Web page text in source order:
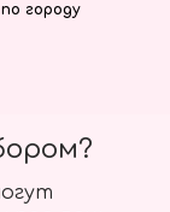
городу